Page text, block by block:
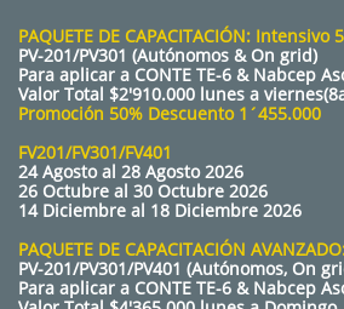
PAQUETE DE CAPACITACIÓN: Intensivo
PV-201/PV301 (Autónomos & On grid)
Para aplicar a CONTE TE-6 & Nabcep
Valor Total $2'910.000 lunes a
Promoción 50% Descuento 1´455.000
FV201/FV301/FV401
24 Agosto al 28 Agosto 2026
26 Octubre al 30 Octubre 2026
14 Diciembre al 18 Diciembre 2026
PAQUETE DE CAPACITACIÓN
PV-201/PV301/PV401 (Autónomos, On
Para aplicar a CONTE TE-6 & Nabcep